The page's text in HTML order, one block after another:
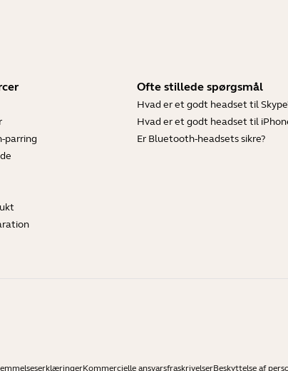
parring
Ofte stillede spørgsmål
Hvad er et godt headset til
Hvad er et godt headset til
Er Bluetooth-headsets sikre?
Kommercielle ansvarsfraskrivelserBeskyttelse af